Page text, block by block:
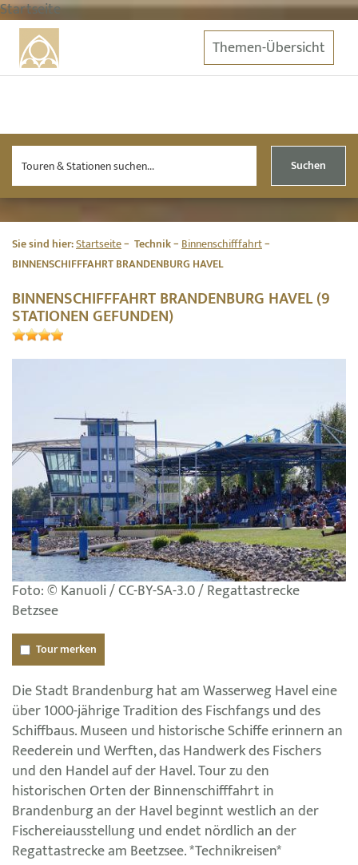
Startseite
Themen-Übersicht
Suchen
Sie sind hier:Startseite Technik Binnenschifffahrt
BINNENSCHIFFFAHRT BRANDENBURG HAVEL
BINNENSCHIFFFAHRT BRANDENBURG HAVEL (9
STATIONEN GEFUNDEN)
Foto: © Kanuoli / CC-BY-SA-3.0 / Regattastrecke
Betzsee
Tour merken
Die Stadt Brandenburg hat am Wasserweg Havel eine
über 1000-jährige Tradition des Fischfangs und des
Schiffbaus. Museen und historische Schiffe erinnern an
Reederein und Werften, das Handwerk des Fischers
und den Handel auf der Havel. Tour zu den
historischen Orten der Binnenschifffahrt in
Brandenburg an der Havel beginnt westlich an der
Fischereiausstellung und endet nördlich an der
Regattastrecke am Beetzsee. *Technikreisen*